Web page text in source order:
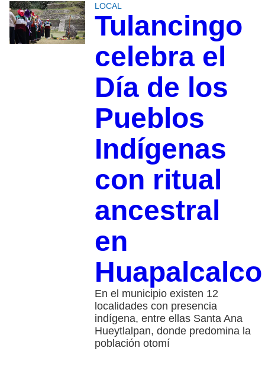
LOCAL
Tulancingo
celebra el
Día de los
Pueblos
Indígenas
con ritual
ancestral
en
Huapalcalco
En el municipio existen 12
localidades con presencia
indígena, entre ellas Santa Ana
Hueytlalpan, donde predomina la
población otomí